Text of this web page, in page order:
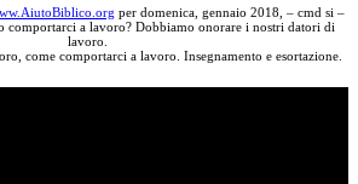
per domenica, gennaio 2018, – cmd si –
comportarci a lavoro? Dobbiamo onorare i nostri datori di
lavoro.
come comportarci a lavoro. Insegnamento e esortazione.